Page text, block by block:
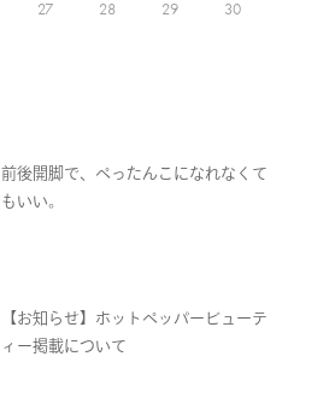
27 28 29
30
前後開脚で、ぺったんこになれなくて
もいい。
【お知らせ】ホットペッパービューテ
ィー掲載について